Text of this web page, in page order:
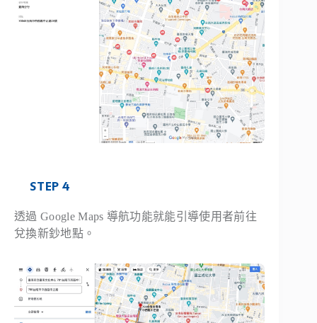
STEP 4
透過 Google Maps 導航功能就能引導使用者前往
兌換新鈔地點。